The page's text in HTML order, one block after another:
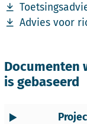
Download
Advies voor
Download
Documenten
is gebaseerd